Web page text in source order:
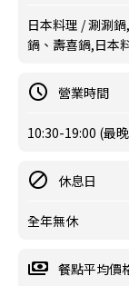
日本料理 / 涮涮
鍋、壽喜鍋,日本
營業時間
10:30-19:00 (最
休息日
全年無休
餐點平均價